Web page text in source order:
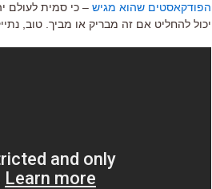
הפודקאסטים שהוא מגיש – כי סמית לעולם
יכול להחליט אם זה מבריק או מביך. טוב,